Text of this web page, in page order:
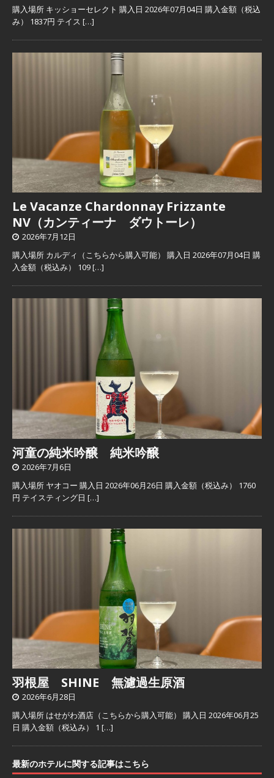
購入場所 キッショーセレクト 購入日 2026年07月04日 購入金額（税込
み） 1837円 テイス […]
Le Vacanze Chardonnay Frizzante
NV（カンティーナ ダウトーレ）
2026年7月12日
購入場所 カルディ（こちらから購入可能） 購入日 2026年07月04日 購
入金額（税込み） 109[…]
河童の純米吟醸 純米吟醸
2026年7月6日
購入場所 ヤオコー 購入日 2026年06月26日 購入金額（税込み） 1760
円 テイスティング日 […]
羽根屋 SHINE 無濾過生原酒
2026年6月28日
購入場所 はせがわ酒店（こちらから購入可能） 購入日 2026年06月25
日 購入金額（税込み） 1 […]
最新のホテルに関する記事はこちら